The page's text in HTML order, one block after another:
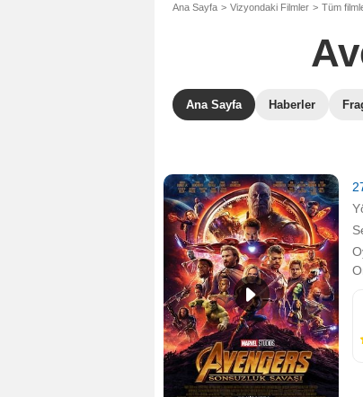
Ana Sayfa Vizyondaki Filmler Tüm
Ana Sayfa Haberler